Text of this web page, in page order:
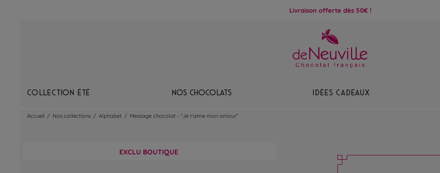
Livraison offerte dès 50€ !
Collection Été Nos chocolats Idées Cadeaux
Accueil / Nos collections / Alphabet / Message chocolat - "Je t'aime mon amour"
EXCLU BOUTIQUE